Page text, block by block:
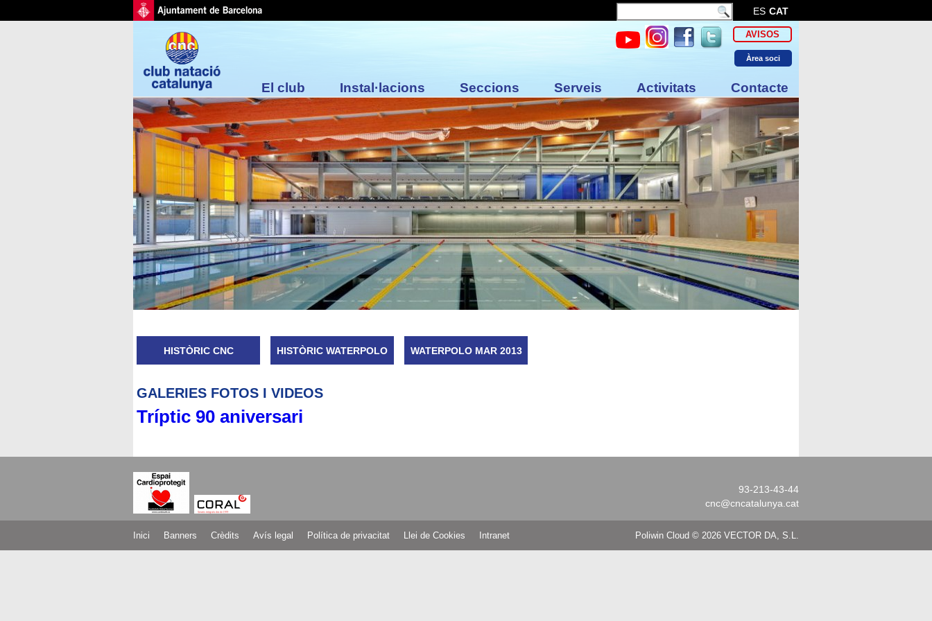
ES CAT
AVISOS
Àrea soci
El club Instal·lacions Seccions Serveis Activitats Contacte
HISTÒRIC CNC HISTÒRIC WATERPOLO WATERPOLO MAR 2013
GALERIES FOTOS I VIDEOS
Tríptic 90 aniversari
93-213-43-44
cnc@cncatalunya.cat
Inici Banners Crèdits Avís legal Política de privacitat Llei de Cookies Intranet Poliwin Cloud © 2026 VECTOR DA, S.L.